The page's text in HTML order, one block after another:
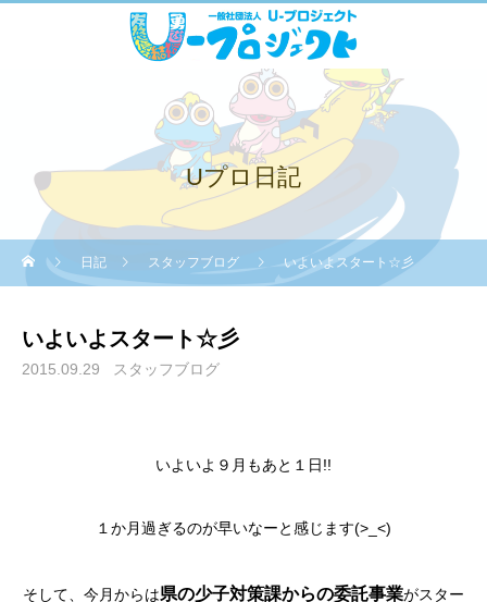
Uプロ日記
日記 スタッフブログ いよいよスタート☆彡
いよいよスタート☆彡
2015.09.29 スタッフブログ
いよいよ９月もあと１日!!
１か月過ぎるのが早いなーと感じます(>_<)
そして、今月からは県の少子対策課からの委託事業がスター